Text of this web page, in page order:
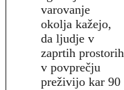
varovanje
okolja kažejo,
da ljudje v
zaprtih prostorih
v povprečju
preživijo kar 90